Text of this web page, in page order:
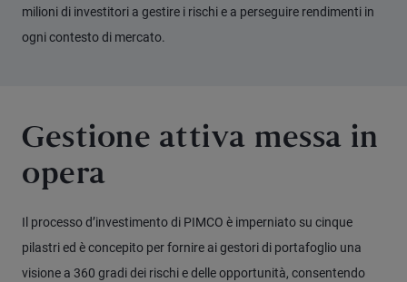
milioni di investitori a gestire i rischi e a perseguire rendimenti in
ogni contesto di mercato.
Gestione attiva messa in
opera
Il processo d’investimento di PIMCO è imperniato su cinque
pilastri ed è concepito per fornire ai gestori di portafoglio una
visione a 360 gradi dei rischi e delle opportunità, consentendo